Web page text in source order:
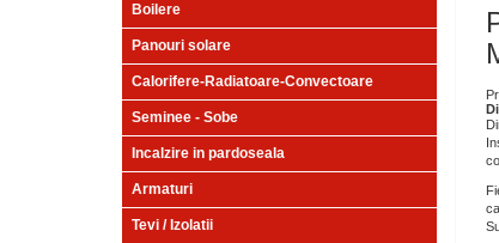
Boilere
Panouri solare
Calorifere-Radiatoare-Convectoare
Seminee - Sobe
Incalzire in pardoseala
Armaturi
Tevi / Izolatii